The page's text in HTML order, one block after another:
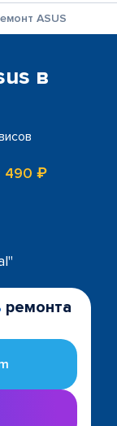
ASUS
в
490 ₽
ремонта